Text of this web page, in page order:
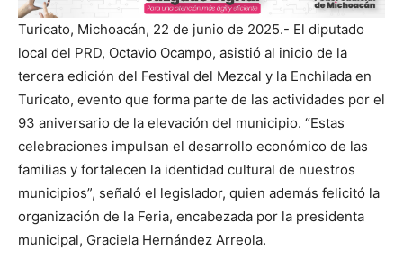
Turicato, Michoacán, 22 de junio de 2025.- El diputado
local del PRD, Octavio Ocampo, asistió al inicio de la
tercera edición del Festival del Mezcal y la Enchilada en
Turicato, evento que forma parte de las actividades por el
93 aniversario de la elevación del municipio. “Estas
celebraciones impulsan el desarrollo económico de las
familias y fortalecen la identidad cultural de nuestros
municipios”, señaló el legislador, quien además felicitó la
organización de la Feria, encabezada por la presidenta
municipal, Graciela Hernández Arreola.